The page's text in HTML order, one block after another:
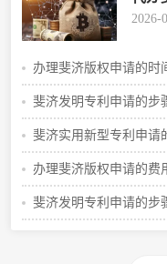
2026-
办理斐济版权申请的时
斐济发明专利申请的步
斐济实用新型专利申请
办理斐济版权申请的费
斐济发明专利申请的步